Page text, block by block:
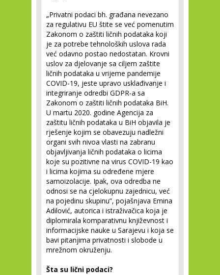
„Privatni podaci bh. građana nevezano
za regulativu EU štite se već pomenutim
Zakonom o zaštiti ličnih podataka koji
je za potrebe tehnoloških uslova rada
već odavno postao nedostatan. Krovni
uslov za djelovanje sa ciljem zaštite
ličnih podataka u vrijeme pandemije
COVID-19, jeste upravo usklađivanje i
integriranje odredbi GDPR-a sa
Zakonom o zaštiti ličnih podataka BiH.
U martu 2020. godine Agencija za
zaštitu ličnih podataka u BiH objavila je
rješenje kojim se obavezuju nadležni
organi svih nivoa vlasti na zabranu
objavljivanja ličnih podataka o licima
koje su pozitivne na virus COVID-19 kao
i licima kojima su određene mjere
samoizolacije. Ipak, ova odredba ne
odnosi se na cjelokupnu zajednicu, već
na pojedinu skupinu”, pojašnjava Emina
Adilović, autorica i istraživačica koja je
diplomirala komparativnu književnost i
informacijske nauke u Sarajevu i koja se
bavi pitanjima privatnosti i slobode u
mrežnom okruženju.
Šta su lični podaci?